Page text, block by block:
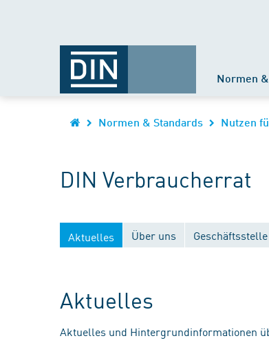
Normen
Normen & Standards Nutzen
DIN Verbraucherrat
Aktuelles Über uns Geschäftsstelle
Aktuelles
Aktuelles und Hintergrundinformationen